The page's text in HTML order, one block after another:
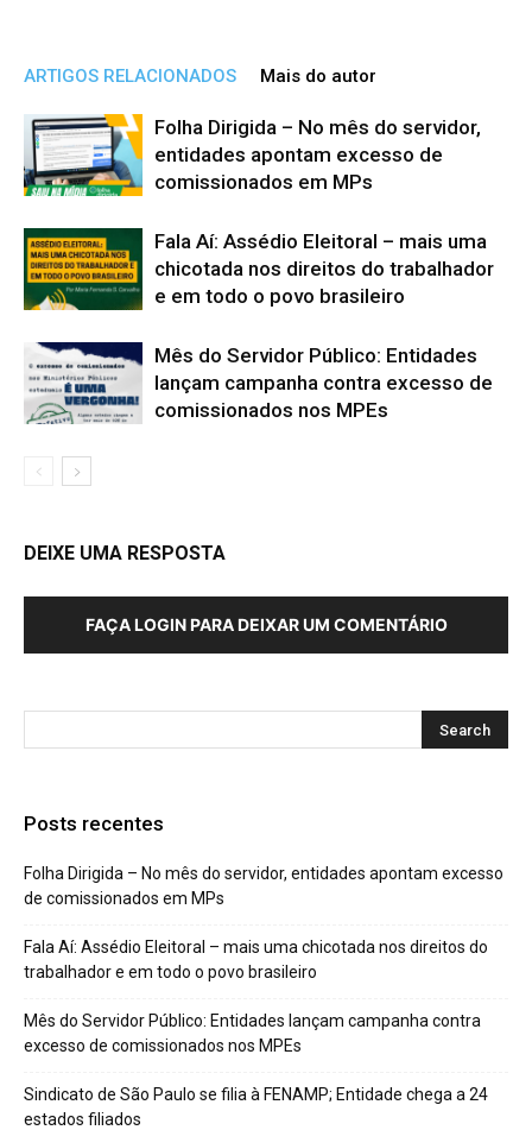
ARTIGOS RELACIONADOS Mais do autor
Folha Dirigida – No mês do servidor,
entidades apontam excesso de
comissionados em MPs
Fala Aí: Assédio Eleitoral – mais uma
chicotada nos direitos do trabalhador
e em todo o povo brasileiro
Mês do Servidor Público: Entidades
lançam campanha contra excesso de
comissionados nos MPEs
DEIXE UMA RESPOSTA
FAÇA LOGIN PARA DEIXAR UM COMENTÁRIO
Posts recentes
Folha Dirigida – No mês do servidor, entidades apontam excesso
de comissionados em MPs
Fala Aí: Assédio Eleitoral – mais uma chicotada nos direitos do
trabalhador e em todo o povo brasileiro
Mês do Servidor Público: Entidades lançam campanha contra
excesso de comissionados nos MPEs
Sindicato de São Paulo se filia à FENAMP; Entidade chega a 24
estados filiados